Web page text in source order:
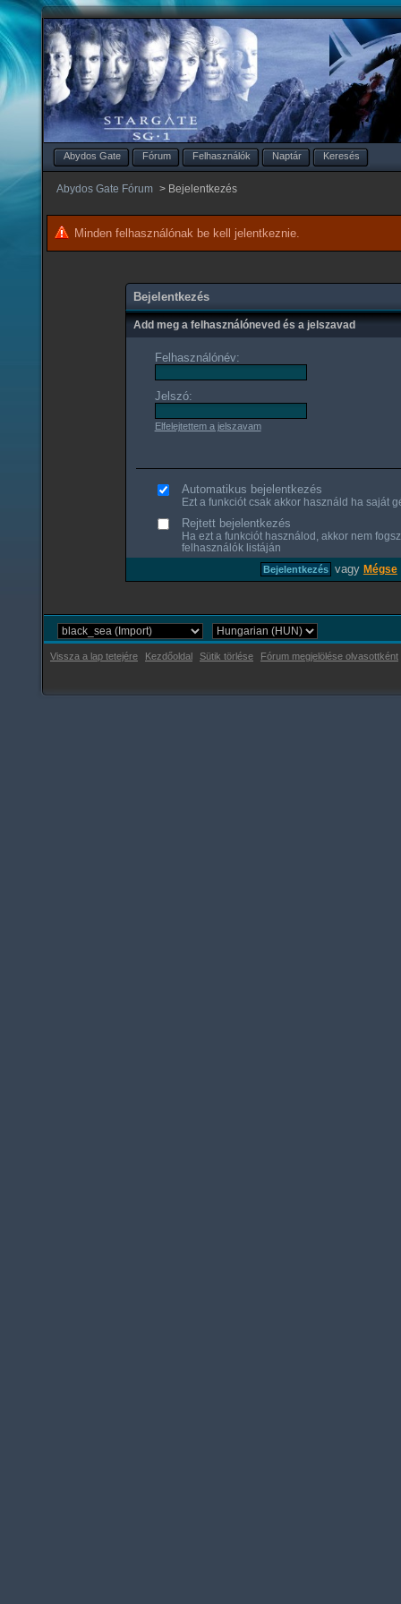
Abydos Gate Fórum Felhasználók Naptár Keresés
Abydos Gate Fórum > Bejelentkezés
Minden felhasználónak be kell jelentkeznie.
Bejelentkezés
Add meg a felhasználóneved és a jelszavad
Felhasználónév:
Jelszó:
Elfelejtettem a jelszavam
Automatikus bejelentkezés
Ezt a funkciót csak akkor használd ha saját
Rejtett bejelentkezés
Ha ezt a funkciót használod, akkor nem
felhasználók listáján
vagy Mégse
Vissza a lap tetejére Kezdőoldal Sütik törlése Fórum megjelölése olvasottként